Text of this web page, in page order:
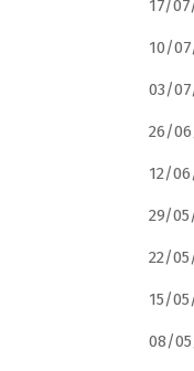
17/
10/
03/
26/
12/
29/
22/
15/
08/